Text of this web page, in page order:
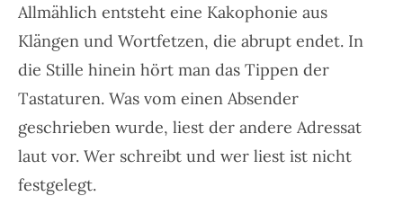
Allmählich entsteht eine Kakophonie aus
Klängen und Wortfetzen, die abrupt endet. In
die Stille hinein hört man das Tippen der
Tastaturen. Was vom einen Absender
geschrieben wurde, liest der andere Adressat
laut vor. Wer schreibt und wer liest ist nicht
festgelegt.